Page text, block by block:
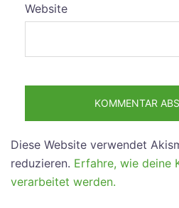
Website
Diese Website verwendet
reduzieren. Erfahre, wie deine
verarbeitet werden.